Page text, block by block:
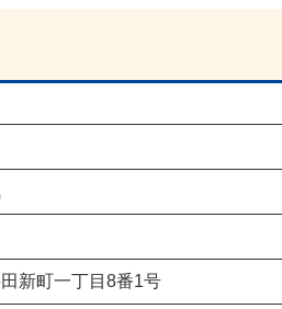
新町一丁目8番1号